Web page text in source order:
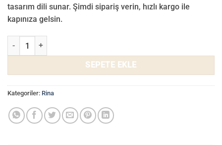
tasarım dili sunar. Şimdi sipariş verin, hızlı kargo ile
kapınıza gelsin.
Rina Duvar Kağıdı 713-02 adet
SEPETE EKLE
Kategoriler: Rina